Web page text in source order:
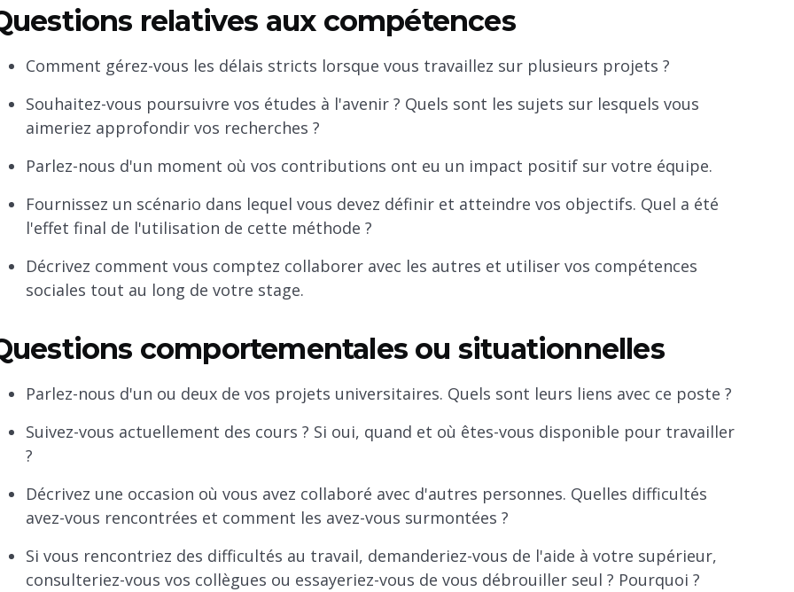
relatives aux compétences
Comment gérez-vous les délais stricts lorsque vous travaillez sur plusieurs projets ?
Souhaitez-vous poursuivre vos études à l'avenir ? Quels sont les sujets sur lesquels vous
aimeriez approfondir vos recherches ?
Parlez-nous d'un moment où vos contributions ont eu un impact positif sur votre équipe.
Fournissez un scénario dans lequel vous devez définir et atteindre vos objectifs. Quel a été
l'effet final de l'utilisation de cette méthode ?
Décrivez comment vous comptez collaborer avec les autres et utiliser vos compétences
sociales tout au long de votre stage.
comportementales ou situationnelles
Parlez-nous d'un ou deux de vos projets universitaires. Quels sont leurs liens avec ce poste ?
Suivez-vous actuellement des cours ? Si oui, quand et où êtes-vous disponible pour travailler
?
Décrivez une occasion où vous avez collaboré avec d'autres personnes. Quelles difficultés
avez-vous rencontrées et comment les avez-vous surmontées ?
Si vous rencontriez des difficultés au travail, demanderiez-vous de l'aide à votre supérieur,
consulteriez-vous vos collègues ou essayeriez-vous de vous débrouiller seul ? Pourquoi ?